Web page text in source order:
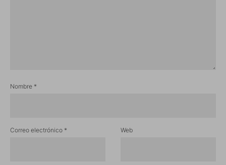
Nombre *
Correo electrónico * Web